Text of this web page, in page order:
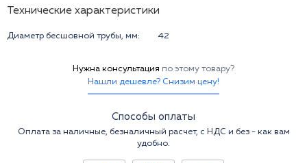
Технические характеристики
Диаметр бесшовной трубы, мм: 42
Нужна консультация по этому товару?
Нашли дешевле? Снизим цену!
Способы оплаты
Оплата за наличные, безналичный расчет, с НДС и без - как вам
удобно.